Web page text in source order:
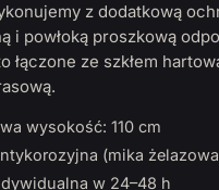
z dodatkową
i powłoką proszkową
łączone ze szkłem
wysokość: 110 cm
(mika
w 24–48 h